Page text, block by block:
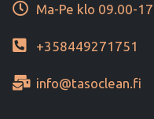
Ma-Pe klo 09.00-
+358449271751
info@tasoclean.fi